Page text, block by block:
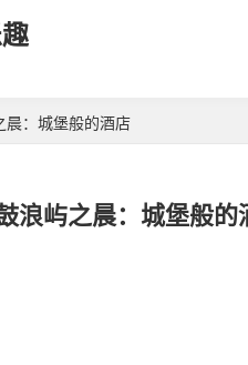
晨：城堡般的酒店
浪屿之晨：城堡般的